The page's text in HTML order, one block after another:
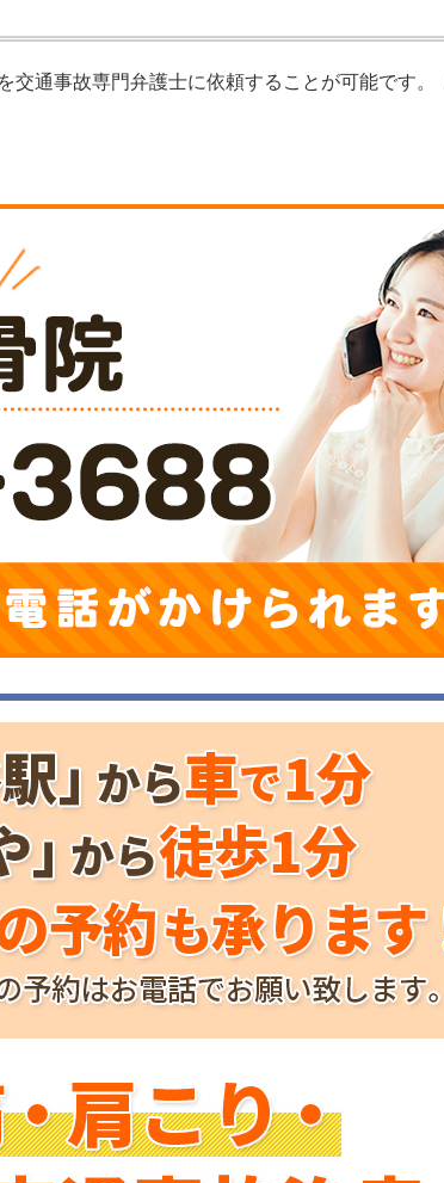
通事故専門弁護士に依頼することが可能です。